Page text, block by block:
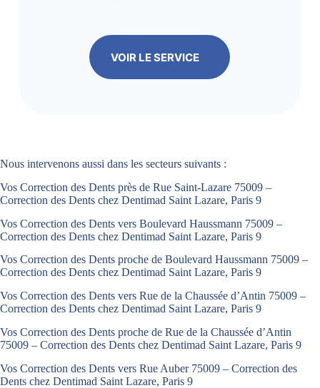
VOIR LE SERVICE
Nous intervenons aussi dans les secteurs suivants :
Vos Correction des Dents près de Rue Saint-Lazare 75009 –
Correction des Dents chez Dentimad Saint Lazare, Paris 9
Vos Correction des Dents vers Boulevard Haussmann 75009 –
Correction des Dents chez Dentimad Saint Lazare, Paris 9
Vos Correction des Dents proche de Boulevard Haussmann 75009 –
Correction des Dents chez Dentimad Saint Lazare, Paris 9
Vos Correction des Dents vers Rue de la Chaussée d’Antin 75009 –
Correction des Dents chez Dentimad Saint Lazare, Paris 9
Vos Correction des Dents proche de Rue de la Chaussée d’Antin
75009 – Correction des Dents chez Dentimad Saint Lazare, Paris 9
Vos Correction des Dents vers Rue Auber 75009 – Correction des
Dents chez Dentimad Saint Lazare, Paris 9